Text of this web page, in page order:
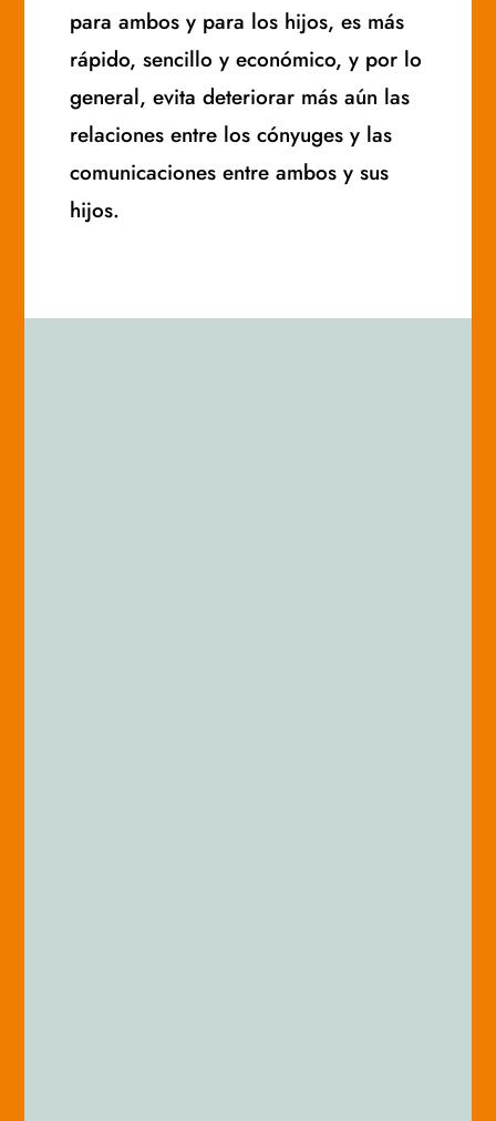
para ambos y para los hijos, es más
rápido, sencillo y económico, y por lo
general, evita deteriorar más aún las
relaciones entre los cónyuges y las
comunicaciones entre ambos y sus
hijos.